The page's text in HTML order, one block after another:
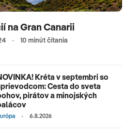
na Gran Canarii
10 minút čítania
Kréta v septembri so
Cesta do sveta
pirátov a minojských
6.8.2026